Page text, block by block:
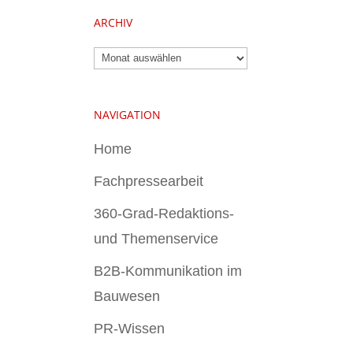
ARCHIV
Archiv
NAVIGATION
Home
Fachpressearbeit
360-Grad-Redaktions-
und Themenservice
B2B-Kommunikation im
Bauwesen
PR-Wissen